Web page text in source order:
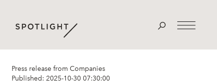
Press release from Companies
Published: 2025-10-30 07:30:00